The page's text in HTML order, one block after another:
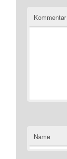
Kommentar
Name